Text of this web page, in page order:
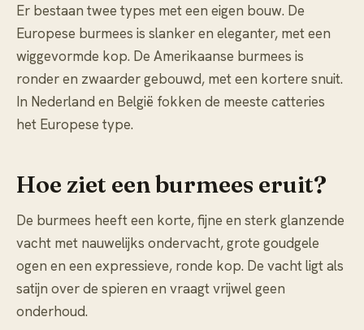
Er bestaan twee types met een eigen bouw. De
Europese burmees is slanker en eleganter, met een
wiggevormde kop. De Amerikaanse burmees is
ronder en zwaarder gebouwd, met een kortere snuit.
In Nederland en België fokken de meeste catteries
het Europese type.
Hoe ziet een burmees eruit?
De burmees heeft een korte, fijne en sterk glanzende
vacht met nauwelijks ondervacht, grote goudgele
ogen en een expressieve, ronde kop. De vacht ligt als
satijn over de spieren en vraagt vrijwel geen
onderhoud.